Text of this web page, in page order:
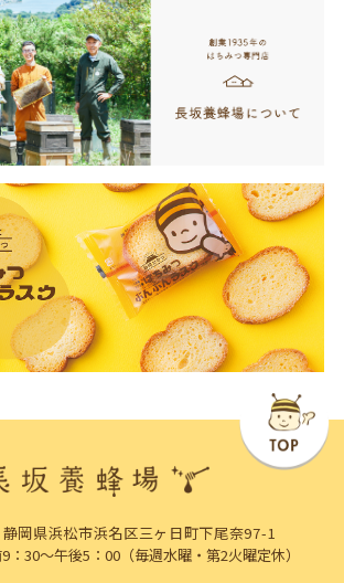
岡県浜松市浜名区三ヶ日町下尾奈97-1
：30～午後5：00（毎週水曜・第2火曜定休）